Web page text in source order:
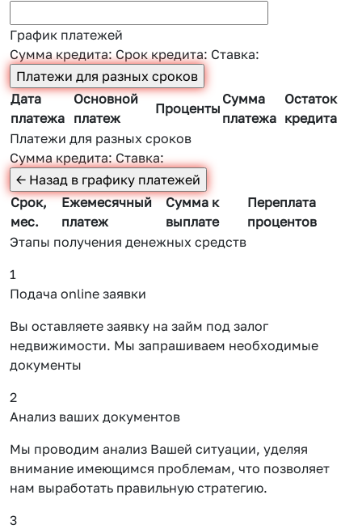
График платежей
Сумма кредита:Срок кредита: Ставка:
Дата
платежа
Основной
платеж
Проценты
Сумма
платежа
Остаток
кредита
Платежи для разных сроков
Сумма кредита:Ставка:
Срок,
мес.
Ежемесячный
платеж
Сумма к
выплате
Переплата
процентов
Этапы получения денежных средств
1
Подача online заявки
Вы оставляете заявку на займ под залог
недвижимости. Мы запрашиваем необходимые
документы
2
Анализ ваших документов
Мы проводим анализ Вашей ситуации, уделяя
внимание имеющимся проблемам, что позволяет
нам выработать правильную стратегию.
3